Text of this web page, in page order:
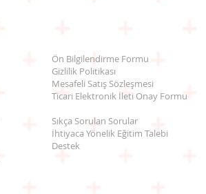
Ön Bilgilendirme Formu
Gizlilik Politikası
Mesafeli Satış Sözleşmesi
Ticari Elektronik İleti Onay Formu
Sıkça Sorulan Sorular
İhtiyaca Yönelik Eğitim Talebi
Destek